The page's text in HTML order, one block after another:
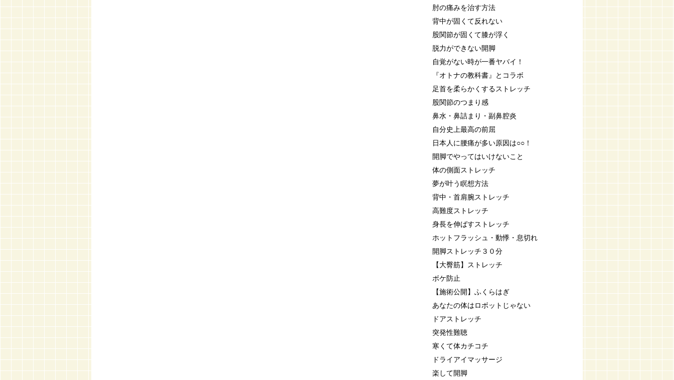
肘の痛みを治す方法
背中が固くて反れない
股関節が固くて膝が浮く
脱力ができない開脚
自覚がない時が一番ヤバイ！
『オトナの教科書』とコラボ
足首を柔らかくするストレッチ
股関節のつまり感
鼻水・鼻詰まり・副鼻腔炎
自分史上最高の前屈
日本人に腰痛が多い原因は○○！
開脚でやってはいけないこと
体の側面ストレッチ
夢が叶う瞑想方法
背中・首肩腕ストレッチ
高難度ストレッチ
身長を伸ばすストレッチ
ホットフラッシュ・動悸・息切れ
開脚ストレッチ３０分
【大臀筋】ストレッチ
ボケ防止
【施術公開】ふくらはぎ
あなたの体はロボットじゃない
ドアストレッチ
突発性難聴
寒くて体カチコチ
ドライアイマッサージ
楽して開脚